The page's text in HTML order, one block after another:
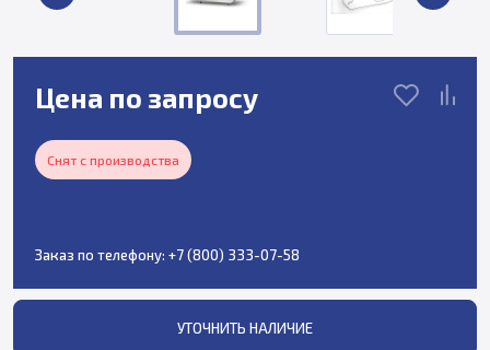
Цена по запросу
Снят с производства
Заказ по телефону: +7 (800) 333-07-58
УТОЧНИТЬ НАЛИЧИЕ